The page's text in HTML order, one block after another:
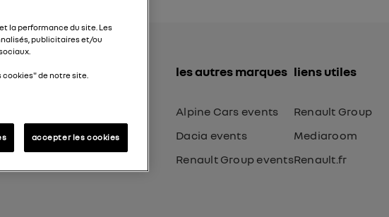
les autres marques
Alpine Cars events
Dacia events
Renault Group events
liens utiles
Renault Group
Mediaroom
Renault.fr
la performance du site. Les
publicitaires et/ou
cookies" de notre site.
accepter les cookies